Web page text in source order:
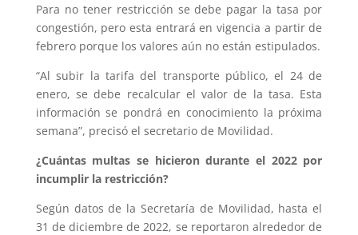
Para no tener restricción se debe pagar la tasa por
congestión, pero esta entrará en vigencia a partir de
febrero porque los valores aún no están estipulados.
“Al subir la tarifa del transporte público, el 24 de
enero, se debe recalcular el valor de la tasa. Esta
información se pondrá en conocimiento la próxima
semana”, precisó el secretario de Movilidad.
¿Cuántas multas se hicieron durante el 2022 por
incumplir la restricción?
Según datos de la Secretaría de Movilidad, hasta el
31 de diciembre de 2022, se reportaron alrededor de